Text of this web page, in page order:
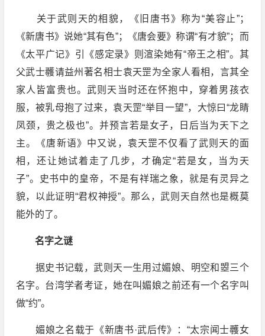
关于武则天的相貌，《旧唐书》称为“美容止”；
《新唐书》说她“其有色”；《唐会要》称谓“有才貌”；而
《太平广记》引《感定录》则渲染她有“帝王之相”。其
父武士彠请益州著名相士袁天罡为全家人看相，言其全
家人皆富贵也。武则天当时还在怀抱中，穿着男孩衣
服，被乳母抱了过来，袁天罡“举目一望”，大惊曰“龙睛
凤颈，贵之极也”。并预言若是女子，日后当为天下之
主。《唐新语》中又说，袁天罡不仅看了武则天的面
相，还让她试着走了几步，才确定“若是女，当为天
子”。史书中的皇帝，不是有祥瑞之象，就是有灵异之
貌，以此证明“君权神授”。那么，武则天自然也是概莫
能外的了。
名字之谜
据史书记载，武则天一生用过媚娘、明空和曌三个
名字。台湾学者考证，她在叫媚娘之前还有一个名字叫
做“约”。
媚娘之名载于《新唐书·武后传》：“太宗闻士彠女